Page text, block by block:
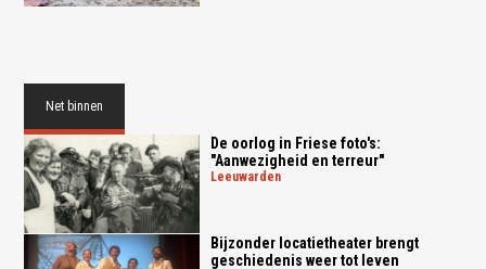
Net binnen
De oorlog in Friese foto's:
"Aanwezigheid en terreur"
leeuwarden
Bijzonder locatietheater brengt
geschiedenis weer tot leven